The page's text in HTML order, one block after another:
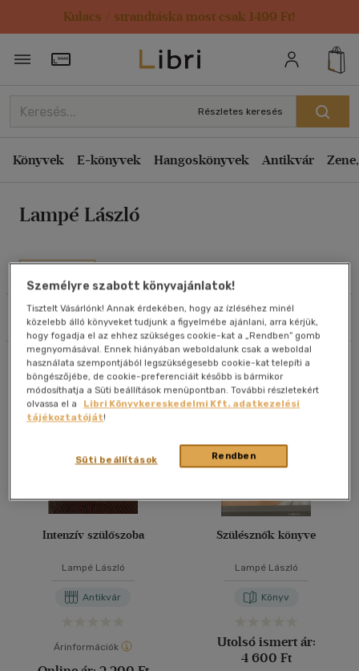
Kulacs / strandtáska most csak 1499 Ft!
Törzsvásárlói Kártya adatai
Részletes keresés
Könyvek E-könyvek Hangoskönyvek Antikvár
Lampé László
Művei
Szűrés Rendezés
Rendezés
Kiadás éve szerint csökkenő
Ár szerint csökkenő
Eladott darabszám szerint csökkenő
Cím szerint A-Z
Szerző szerint A-Z
Megjelenítés
20 db / oldal
40 db / oldal
Alkalmaz
Összesen3db
Intenzív szülőszoba
Lampé László
Antikvár
Árinformációk
Szülésznők könyve
Lampé László
Könyv
Utolsó ismert ár:
4 600 Ft
Személyre szabott könyvajánlatok!
Tisztelt Vásárlónk! Annak érdekében, hogy az ízléséhez minél
közelebb álló könyveket tudjunk a figyelmébe ajánlani, arra kérjük,
hogy fogadja el az ehhez szükséges cookie-kat a „Rendben” gomb
megnyomásával. Ennek hiányában weboldalunk csak a weboldal
használata szempontjából legszükségesebb cookie-kat telepíti a
böngészőjébe, de cookie-preferenciáit később is bármikor
módosíthatja a Süti beállítások menüpontban. További részletekért
olvassa el a
Libri Könyvkereskedelmi Kft. adatkezelési
tájékoztatóját!
Rendben
Süti beállítások